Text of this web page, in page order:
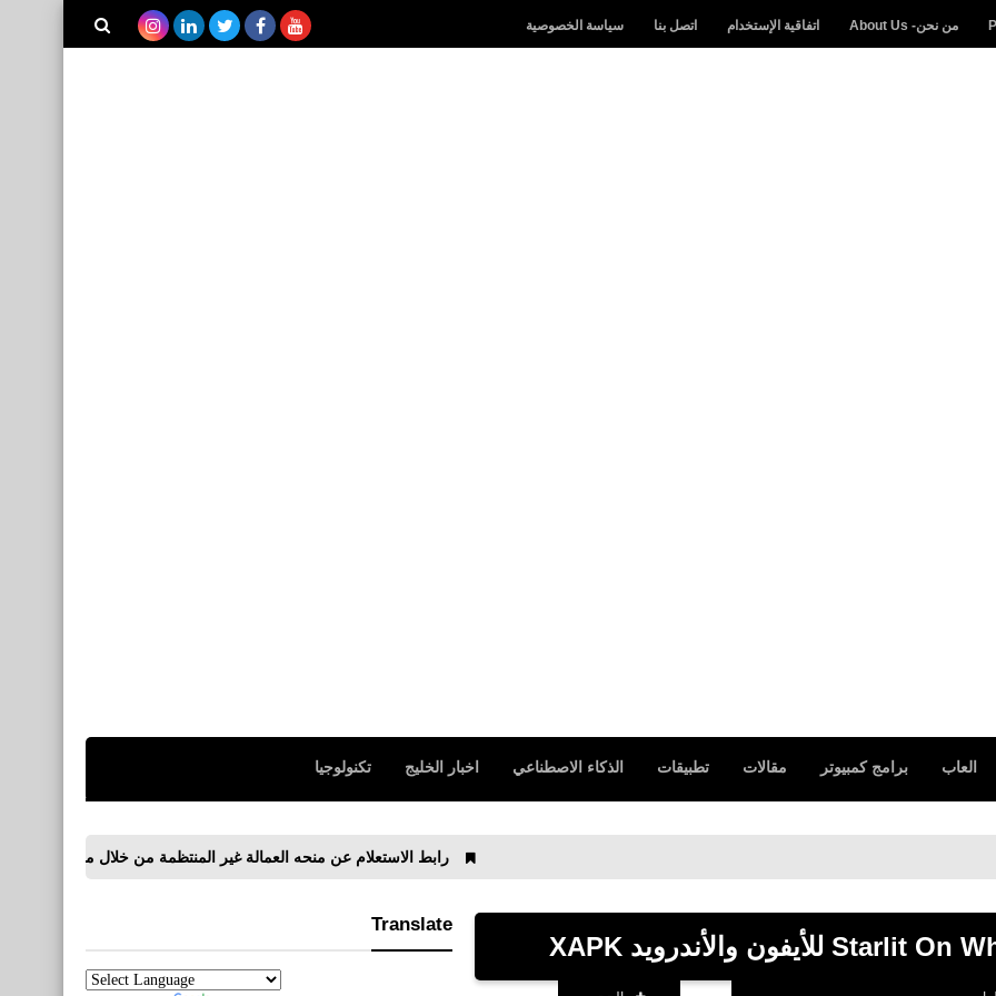
من نحن- About Us اتفاقية الإستخدام اتصل بنا سياسة الخصوصية
العاب برامج كمبيوتر مقالات تطبيقات الذكاء الاصطناعي اخبار الخليج تكنولوجيا
رابط الاستعلام عن منحه العمالة غير المنتظمة من خلال موقع وزارة القوى العاملة
Translate